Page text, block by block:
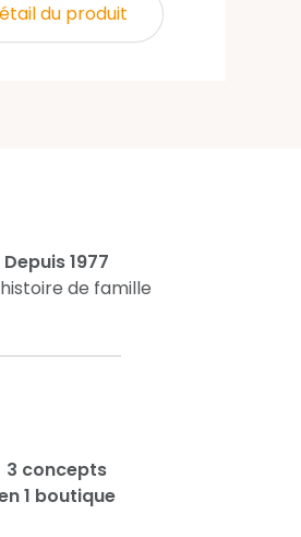
du produit
Depuis 1977
de famille
3 concepts
1 boutique